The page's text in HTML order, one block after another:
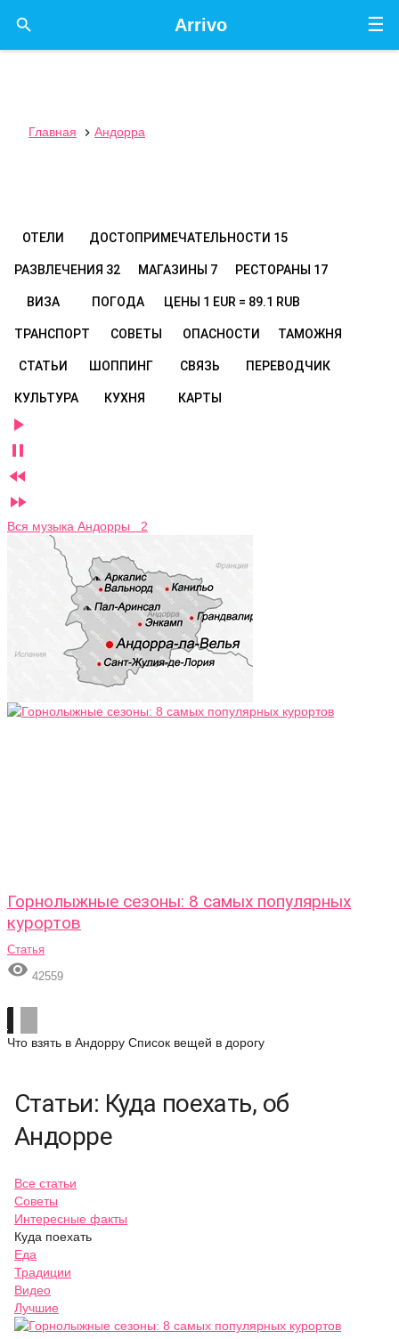
☰
Arrivo

Главная  Андорра
ОТЕЛИ ДОСТОПРИМЕЧАТЕЛЬНОСТИ 15
РАЗВЛЕЧЕНИЯ 32 МАГАЗИНЫ 7 РЕСТОРАНЫ 17
ВИЗА ПОГОДА ЦЕНЫ 1 EUR = 89.1 RUB
ТРАНСПОРТ СОВЕТЫ ОПАСНОСТИ ТАМОЖНЯ
СТАТЬИ ШОППИНГ СВЯЗЬ ПЕРЕВОДЧИК
КУЛЬТУРА КУХНЯ КАРТЫ




Вся музыка Андорры 2
Горнолыжные сезоны: 8 самых популярных
курортов
Статья
 42559
Что взять в Андорру Список вещей в дорогу
Статьи: Куда поехать, об
Андорре
Все статьи
Советы
Интересные факты
Куда поехать
Еда
Традиции
Видео
Лучшие